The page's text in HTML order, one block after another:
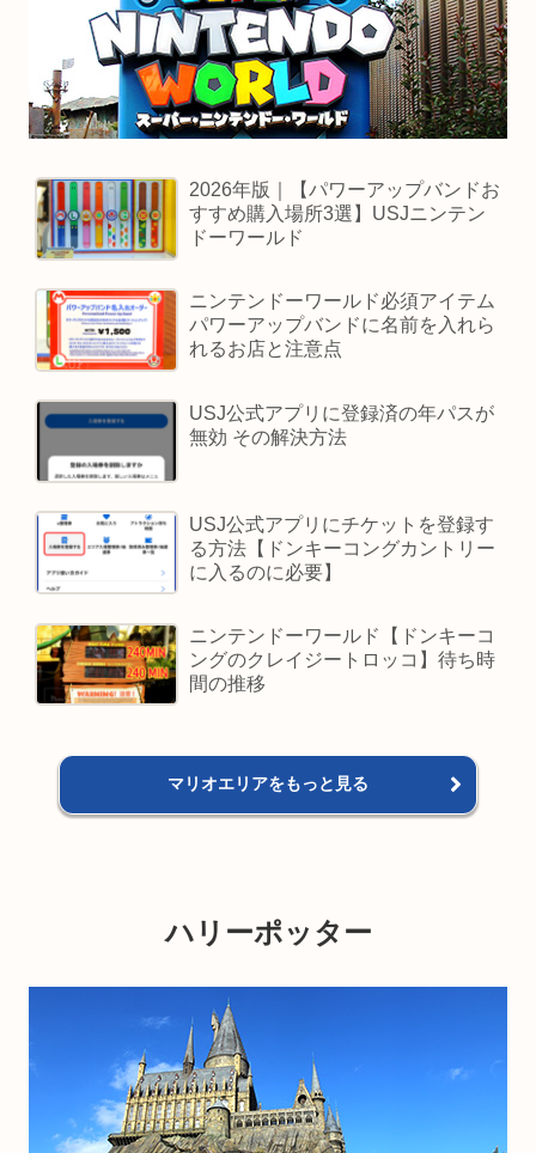
2026年版｜【パワーアップバンドお
すすめ購入場所3選】USJニンテン
ドーワールド
ニンテンドーワールド必須アイテム
パワーアップバンドに名前を入れら
れるお店と注意点
USJ公式アプリに登録済の年パスが
無効 その解決方法
USJ公式アプリにチケットを登録す
る方法【ドンキーコングカントリー
に入るのに必要】
ニンテンドーワールド【ドンキーコ
ングのクレイジートロッコ】待ち時
間の推移
マリオエリアをもっと見る
ハリーポッター